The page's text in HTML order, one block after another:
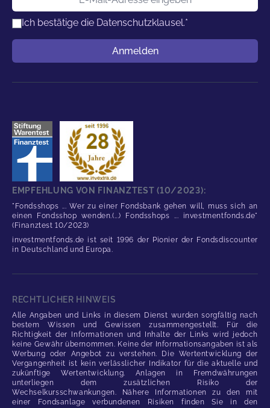
Ich bestätige die Datenschutzklausel.*
Anmelden
EMPFEHLUNG VON FINANZTEST (10/2023):
"Fondsshops ... Wer zu einer Fondsbank gehen will, muss sich an
einen Fondsshop wenden.(...) Fondsshops ... investmentfonds.de"
(Finanztest 10/2023)
investmentfonds.de ist seit 1996 der Pionier der Fondsdiscounter
in Deutschland und Europa.
RECHTLICHER HINWEIS
Alle Angaben und Links in diesem Dienst wurden sorgfältig nach
bestem Wissen und Gewissen zusammengestellt. Für die
Richtigkeit der Informationen und Inhalte der Links wird jedoch
keine Gewähr übernommen. Keine der Informationsangaben ist als
Werbung oder Angebot zu verstehen. Die Wertentwicklung der
Vergangenheit ist kein verlässlicher Indikator für die aktuelle und
zukünftige Wertentwicklung. Anlagen in Fremdwährungen
unterliegen dem zusätzlichen Risiko der
Wechselkursschwankungen. Nähere Informationen zu den mit
einer Fondsanlage verbundenen Risiken finden Sie in den